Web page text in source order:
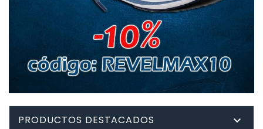
PRODUCTOS DESTACADOS 